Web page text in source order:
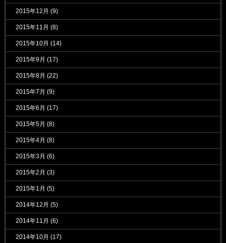
2015年12月 (9)
2015年11月 (8)
2015年10月 (14)
2015年9月 (17)
2015年8月 (22)
2015年7月 (9)
2015年6月 (17)
2015年5月 (8)
2015年4月 (8)
2015年3月 (6)
2015年2月 (3)
2015年1月 (5)
2014年12月 (5)
2014年11月 (6)
2014年10月 (17)